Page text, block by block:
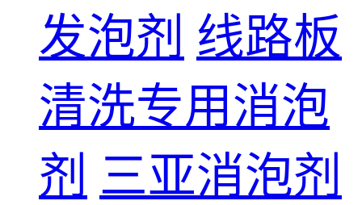
发泡剂 线路板
清洗专用消泡
剂 三亚消泡剂